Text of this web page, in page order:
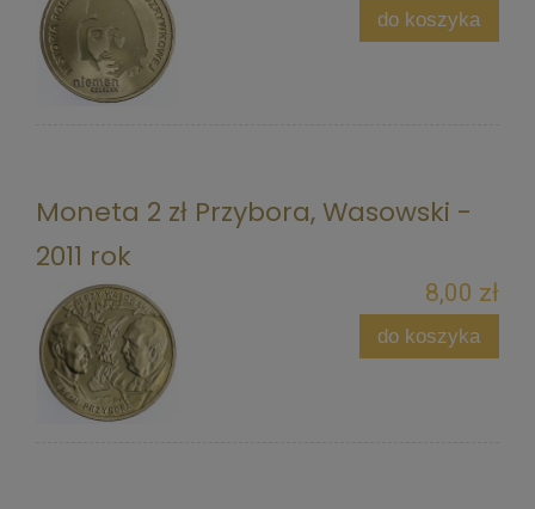
do koszyka
Moneta 2 zł Przybora, Wasowski -
2011 rok
8,00 zł
do koszyka